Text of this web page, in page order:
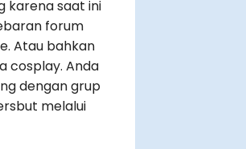
karena saat ini
forum
Atau bahkan
cosplay. Anda
dengan grup
melalui